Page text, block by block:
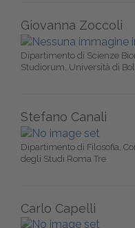
Giovanna Zoccoli
Dipartimento di Scienze
Studiorum, Università di
Stefano Canali
Dipartimento di Filosofia,
degli Studi Roma Tre
Carlo Capelli